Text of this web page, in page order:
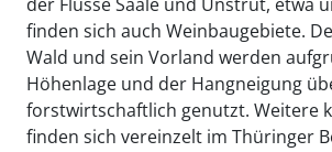
finden sich auch Weinbaugebiete.
Wald und sein Vorland werden
Höhenlage und der Hangneigung
forstwirtschaftlich genutzt. Weitere
finden sich vereinzelt im Thüringer